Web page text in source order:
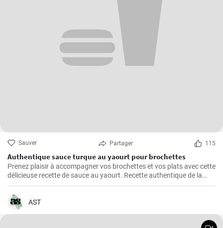
Sauver Partager 115
Authentique sauce turque au yaourt pour brochettes
Prenez plaisir à accompagner vos brochettes et vos plats avec cette
délicieuse recette de sauce au yaourt. Recette authentique de la
cuisine turque.
AST